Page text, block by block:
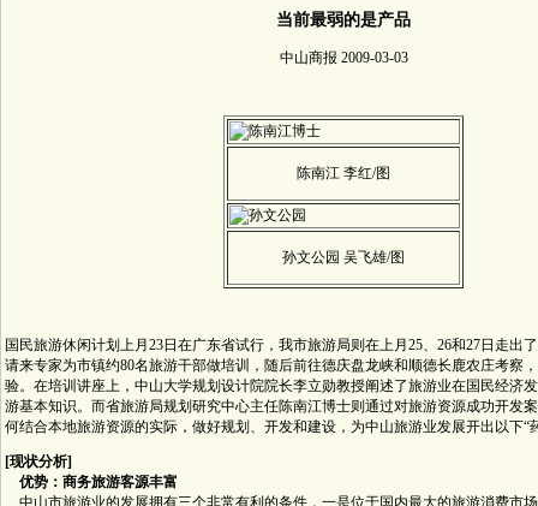
当前最弱的是产品
中山商报 2009-03-03
陈南江 李红/图
孙文公园 吴飞雄/图
国民旅游休闲计划上月23日在广东省试行，我市旅游局则在上月25、26和27日走出
请来专家为市镇约80名旅游干部做培训，随后前往德庆盘龙峡和顺德长鹿农庄考察
验。在培训讲座上，中山大学规划设计院院长李立勋教授阐述了旅游业在国民经济
游基本知识。而省旅游局规划研究中心主任陈南江博士则通过对旅游资源成功开发
何结合本地旅游资源的实际，做好规划、开发和建设，为中山旅游业发展开出以下“
[现状分析]
优势：商务旅游客源丰富
中山市旅游业的发展拥有三个非常有利的条件，一是位于国内最大的旅游消费市